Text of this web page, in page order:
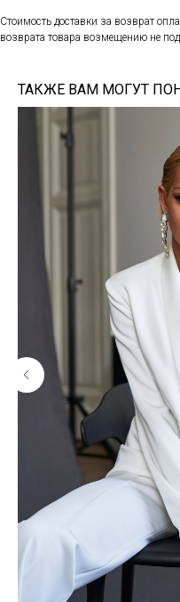
Стоимость доставки за возврат
возврата товара возмещению не
ТАКЖЕ ВАМ МОГУТ